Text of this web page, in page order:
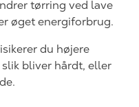
tørring ved lave
øget energiforbrug.
du højere
bliver hårdt, eller